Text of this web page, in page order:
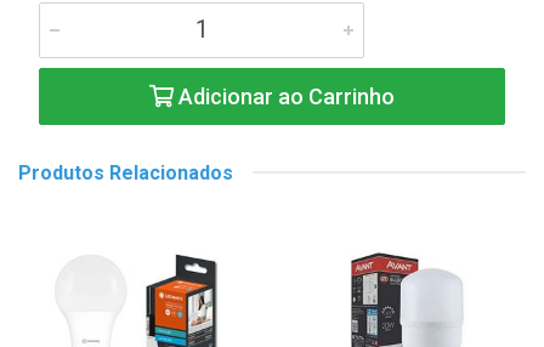
Adicionar ao Carrinho
Produtos Relacionados